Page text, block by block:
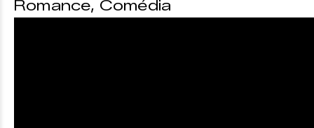
Romance, Comédia